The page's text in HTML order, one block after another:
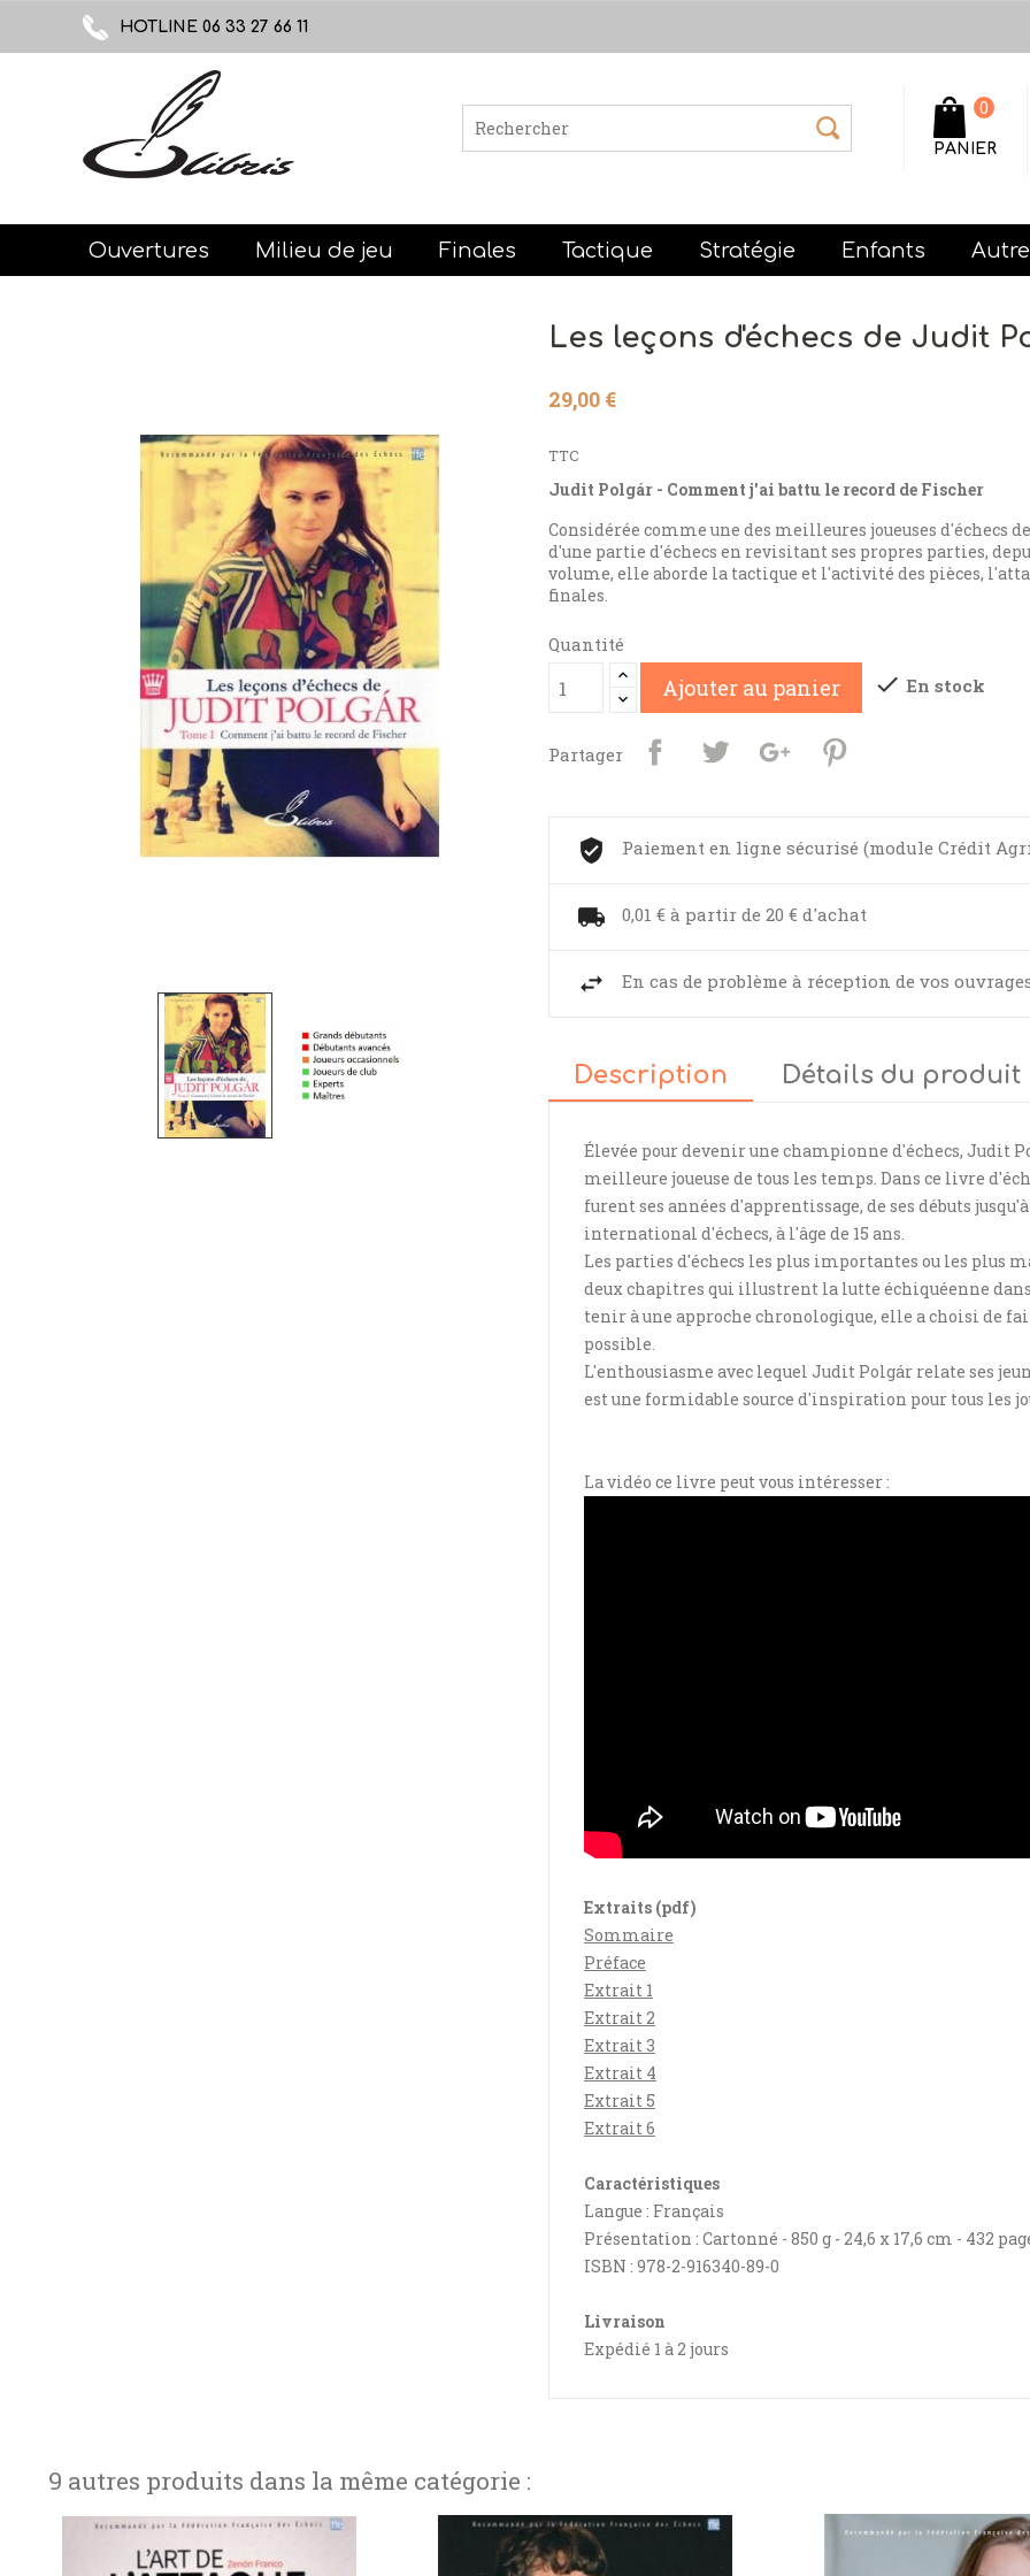
HOTLINE 06 33 27 66 11
PANIER
0
Ouvertures Milieu de jeu Finales Tactique Stratégie Enfants
Les leçons d'échecs de Judit
29,00 €
TTC
Judit Polgár - Comment j'ai battu le record de Fischer
Considérée comme une des meilleures joueuses d'échecs
d'une partie d'échecs en revisitant ses propres parties,
volume, elle aborde la tactique et l'activité des pièces,
finales.
Quantité
Ajouter au panier  En stock
Partager
Paiement en ligne sécurisé (module Crédit
0,01 € à partir de 20 € d'achat
En cas de problème à réception de vos
Description Détails du produit
Élevée pour devenir une championne d'échecs, Judit
meilleure joueuse de tous les temps. Dans ce livre
furent ses années d'apprentissage, de ses débuts
international d'échecs, à l'âge de 15 ans.
Les parties d'échecs les plus importantes ou les plus
deux chapitres qui illustrent la lutte échiquéenne
tenir à une approche chronologique, elle a choisi de
possible.
L'enthousiasme avec lequel Judit Polgár relate ses
est une formidable source d'inspiration pour tous les
La vidéo ce livre peut vous intéresser :
Extraits (pdf)
Sommaire
Préface
Extrait 1
Extrait 2
Extrait 3
Extrait 4
Extrait 5
Extrait 6
Caractéristiques
Langue : Français
Présentation : Cartonné - 850 g - 24,6 x 17,6 cm - 432
ISBN : 978-2-916340-89-0
Livraison
Expédié 1 à 2 jours
9 autres produits dans la même catégorie :